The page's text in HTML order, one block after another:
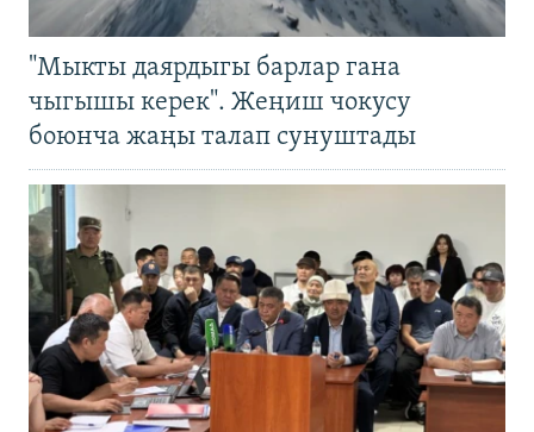
"Мыкты даярдыгы барлар гана
чыгышы керек". Жеңиш чокусу
боюнча жаңы талап сунуштады